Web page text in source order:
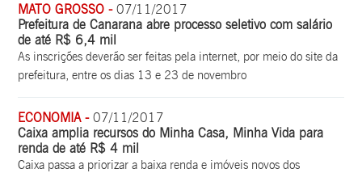
MATO GROSSO -07/11/2017
Prefeitura de Canarana abre processo seletivo com salário
de até R$ 6,4 mil
As inscrições deverão ser feitas pela internet, por meio do site da
prefeitura, entre os dias 13 e 23 de novembro
ECONOMIA -07/11/2017
Caixa amplia recursos do Minha Casa, Minha Vida para
renda de até R$ 4 mil
Caixa passa a priorizar a baixa renda e imóveis novos dos